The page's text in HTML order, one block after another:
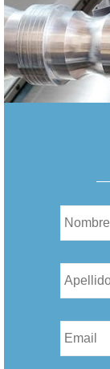
Nombre
Nombre
Email *